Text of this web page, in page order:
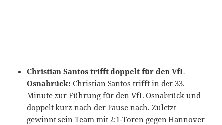
Christian Santos trifft doppelt für den VfL
Osnabrück: Christian Santos trifft in der 33.
Minute zur Führung für den VfL Osnabrück und
doppelt kurz nach der Pause nach. Zuletzt
gewinnt sein Team mit 2:1-Toren gegen Hannover